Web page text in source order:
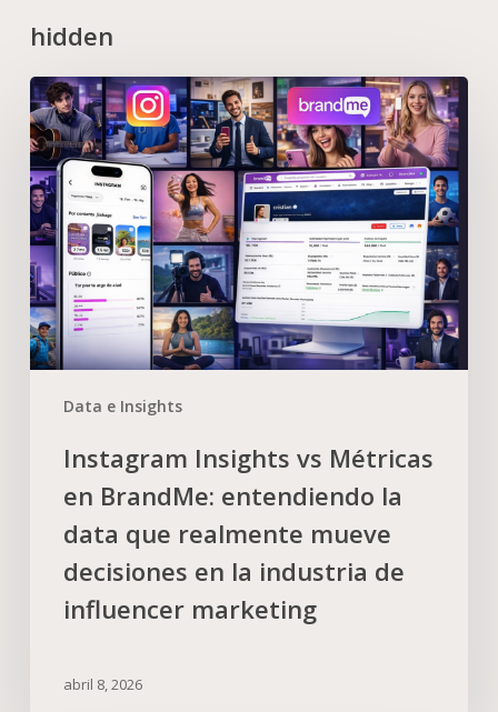
hidden
Data e Insights
Instagram Insights vs Métricas
en BrandMe: entendiendo la
data que realmente mueve
decisiones en la industria de
influencer marketing
abril 8, 2026